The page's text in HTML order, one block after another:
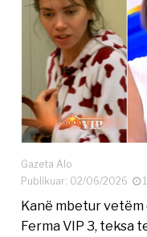
Gazeta Alo
Publikuar: 02/06/2026
Kanë mbetur vetëm
Ferma VIP 3, teksa